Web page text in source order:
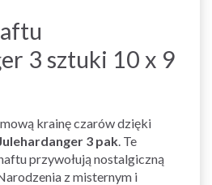
3 sztuki 10 x 9
krainę czarów dzięki
Julehardanger 3 pak . Te
przywołują nostalgiczną
z misternym i